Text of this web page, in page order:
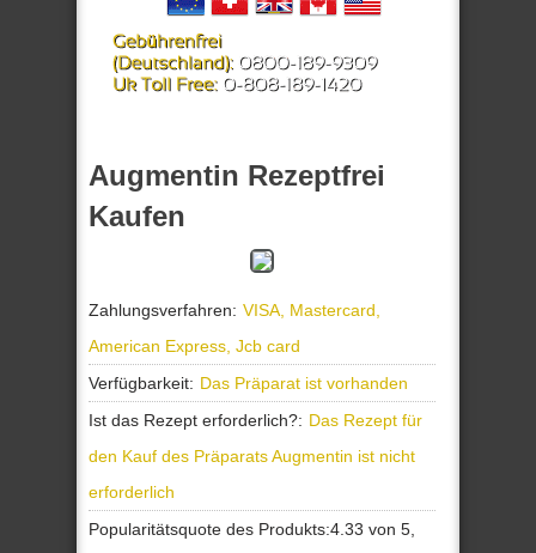
Augmentin Rezeptfrei
Kaufen
Zahlungsverfahren: VISA, Mastercard,
American Express, Jcb card
Verfügbarkeit: Das Präparat ist vorhanden
Ist das Rezept erforderlich?: Das Rezept für
den Kauf des Präparats Augmentin ist nicht
erforderlich
Popularitätsquote des Produkts:4.33 von 5